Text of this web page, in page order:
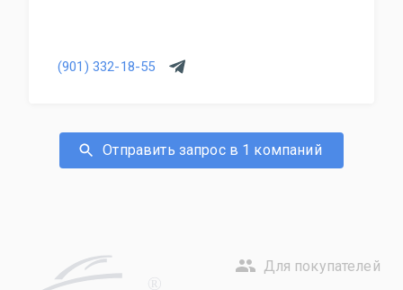
(901) 332-18-55
Отправить запрос в 1 компаний
R
Для покупателей